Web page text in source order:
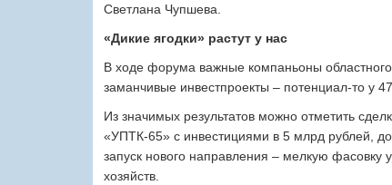
Светлана Чупшева.
«Дикие ягодки» растут у нас
В ходе форума важные компаньоны
заманчивые инвестпроекты – потенциал-то у
Из значимых результатов можно отметить
«УПТК‑65» с инвестициями в 5 млрд руб­лей,
запуск нового направления – мелкую
хозяйств.